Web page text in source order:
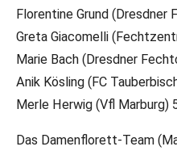
Florentine Grund (Dresdner
Greta Giacomelli
Marie Bach (Dresdner
Anik Kösling (FC
Merle Herwig (Vfl Marburg)
Das Damenflorett-Team